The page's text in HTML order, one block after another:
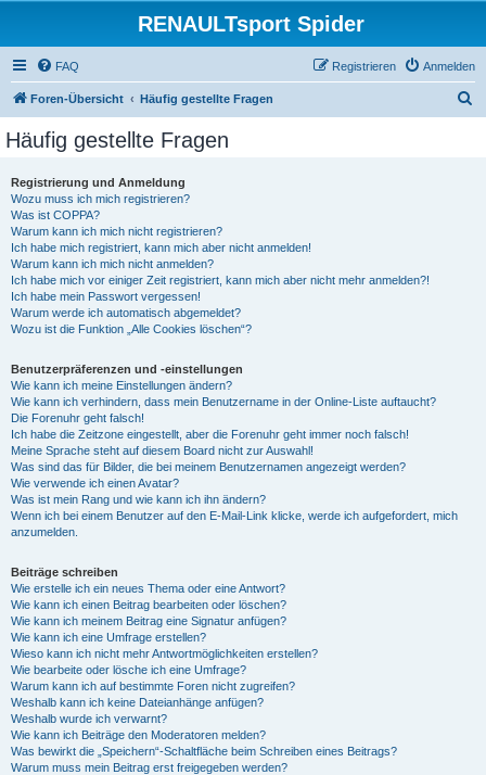
RENAULTsport Spider
FAQ Anmelden
Registrieren
Foren-Übersicht Häufig gestellte Fragen
Häufig gestellte Fragen
Registrierung und Anmeldung
Wozu muss ich mich registrieren?
Was ist COPPA?
Warum kann ich mich nicht registrieren?
Ich habe mich registriert, kann mich aber nicht anmelden!
Warum kann ich mich nicht anmelden?
Ich habe mich vor einiger Zeit registriert, kann mich aber nicht mehr anmelden?!
Ich habe mein Passwort vergessen!
Warum werde ich automatisch abgemeldet?
Wozu ist die Funktion „Alle Cookies löschen“?
Benutzerpräferenzen und -einstellungen
Wie kann ich meine Einstellungen ändern?
Wie kann ich verhindern, dass mein Benutzername in der Online-Liste auftaucht?
Die Forenuhr geht falsch!
Ich habe die Zeitzone eingestellt, aber die Forenuhr geht immer noch falsch!
Meine Sprache steht auf diesem Board nicht zur Auswahl!
Was sind das für Bilder, die bei meinem Benutzernamen angezeigt werden?
Wie verwende ich einen Avatar?
Was ist mein Rang und wie kann ich ihn ändern?
Wenn ich bei einem Benutzer auf den E-Mail-Link klicke, werde ich aufgefordert, mich
anzumelden.
Beiträge schreiben
Wie erstelle ich ein neues Thema oder eine Antwort?
Wie kann ich einen Beitrag bearbeiten oder löschen?
Wie kann ich meinem Beitrag eine Signatur anfügen?
Wie kann ich eine Umfrage erstellen?
Wieso kann ich nicht mehr Antwortmöglichkeiten erstellen?
Wie bearbeite oder lösche ich eine Umfrage?
Warum kann ich auf bestimmte Foren nicht zugreifen?
Weshalb kann ich keine Dateianhänge anfügen?
Weshalb wurde ich verwarnt?
Wie kann ich Beiträge den Moderatoren melden?
Was bewirkt die „Speichern“-Schaltfläche beim Schreiben eines Beitrags?
Warum muss mein Beitrag erst freigegeben werden?